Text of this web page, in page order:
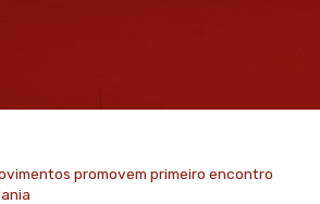
promovem primeiro encontro